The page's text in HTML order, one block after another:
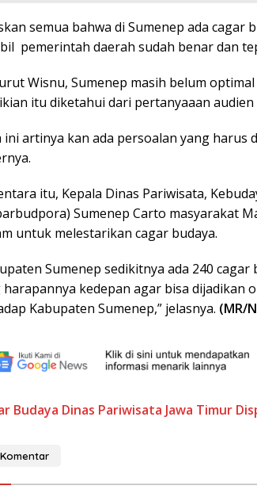
semua bahwa di Sumenep ada
pemerintah daerah sudah benar dan
Wisnu, Sumenep masih belum
itu diketahui dari pertanyaaan audien
ini artinya kan ada persoalan yang harus
itu, Kepala Dinas Pariwisata,
Sumenep Carto masyarakat
untuk melestarikan cagar budaya.
Sumenep sedikitnya ada 240
harapannya kedepan agar bisa dijadikan
Kabupaten Sumenep,” jelasnya. (MR/
Budaya Dinas Pariwisata Jawa Timur
Komentar